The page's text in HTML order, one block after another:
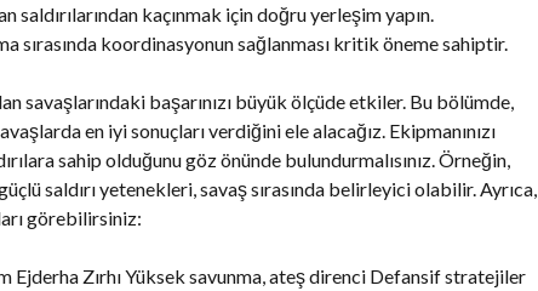
saldırılarından kaçınmak için doğru yerleşim yapın.
sırasında koordinasyonun sağlanması kritik öneme sahiptir.
savaşlarındaki başarınızı büyük ölçüde etkiler. Bu bölümde,
en iyi sonuçları verdiğini ele alacağız. Ekipmanınızı
sahip olduğunu göz önünde bulundurmalısınız. Örneğin,
saldırı yetenekleri, savaş sırasında belirleyici olabilir. Ayrıca,
görebilirsiniz:
Ejderha Zırhı Yüksek savunma, ateş direnci Defansif stratejiler